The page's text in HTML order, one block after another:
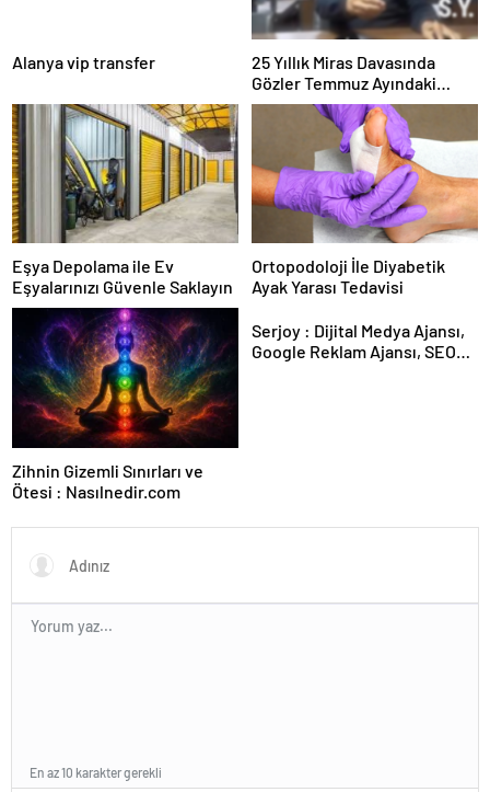
Alanya vip transfer
25 Yıllık Miras Davasında
Gözler Temmuz Ayındaki
Karar Duruşmasına Çevrildi
Eşya Depolama ile Ev
Eşyalarınızı Güvenle Saklayın
Ortopodoloji İle Diyabetik
Ayak Yarası Tedavisi
Zihnin Gizemli Sınırları ve
Ötesi : Nasılnedir.com
Serjoy : Dijital Medya Ajansı,
Google Reklam Ajansı, SEO
En az 10 karakter gerekli